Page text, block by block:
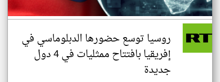
روسيا توسع حضورها الدبلوماسي في
إفريقيا بافتتاح ممثليات في 4 دول
جديدة